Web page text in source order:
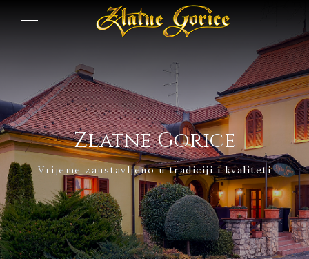
Zlatne Gorice
Vrijeme zaustavljeno u tradiciji i kvaliteti